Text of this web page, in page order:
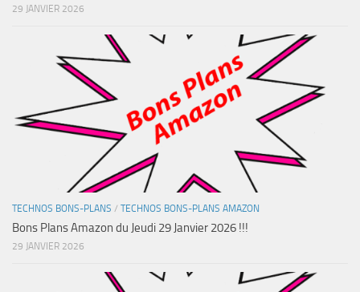
29 JANVIER 2026
TECHNOS BONS-PLANS / TECHNOS BONS-PLANS AMAZON
Bons Plans Amazon du Jeudi 29 Janvier 2026 !!!
29 JANVIER 2026